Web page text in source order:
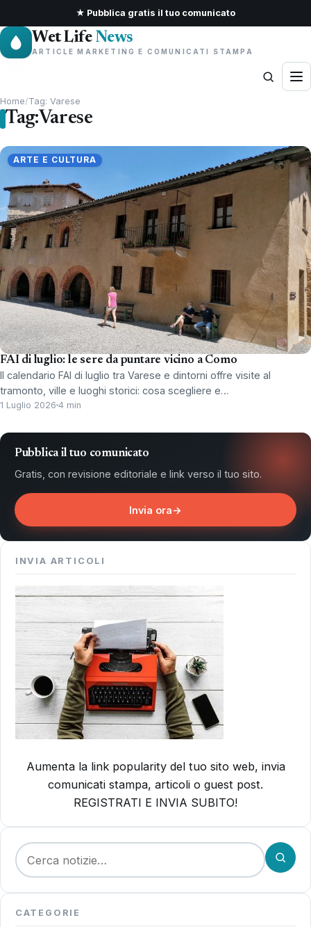
★ Pubblica gratis il tuo comunicato
Wet Life News
ARTICLE MARKETING E COMUNICATI STAMPA
Home/Tag: Varese
Tag:Varese
ARTE E CULTURA
FAI di luglio: le sere da puntare vicino a Como
Il calendario FAI di luglio tra Varese e dintorni offre visite al
tramonto, ville e luoghi storici: cosa scegliere e…
1 Luglio 2026 4 min
Pubblica il tuo comunicato
Gratis, con revisione editoriale e link verso il tuo sito.
Invia ora→
INVIA ARTICOLI
Aumenta la link popularity del tuo sito web, invia
comunicati stampa, articoli o guest post.
REGISTRATI E INVIA SUBITO!
Cerca:
CATEGORIE